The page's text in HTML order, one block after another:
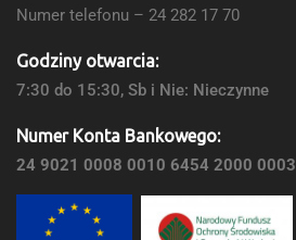
Numer telefonu – 24 282 17 70
Godziny otwarcia:
7:30 do 15:30, Sb i Nie: Nieczynne
Numer Konta Bankowego:
24 9021 0008 0010 6454 2000 0003